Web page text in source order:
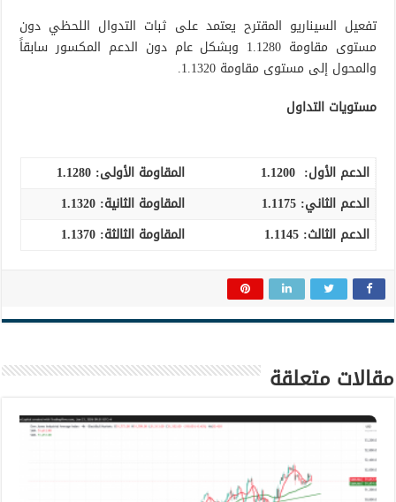
تفعيل السيناريو المقترح يعتمد على ثبات التدوال اللحظي دون
مستوى مقاومة 1.1280 وبشكل عام دون الدعم المكسور سابقاً
والمحول إلى مستوى مقاومة 1.1320.
مستويات التداول
الدعم الأول: 1.1200 المقاومة الأولى: 1.1280
الدعم الثاني: 1.1175 المقاومة الثانية: 1.1320
الدعم الثالث: المقاومة الثالثة: 1.1370
مقالات متعلقة